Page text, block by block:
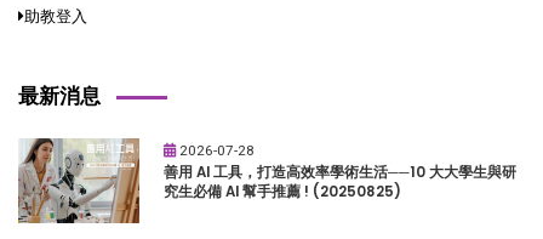
助教登入
最新消息
2026-07-28
善用 AI 工具，打造高效率學術生活──10 大大學生與研
究生必備 AI 幫手推薦 ! (20250825)